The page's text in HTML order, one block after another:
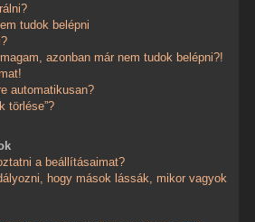
tudok belépni
azonban már nem tudok belépni?!
automatikusan?
törlése”?
a beállításaimat?
hogy mások lássák, mikor vagyok